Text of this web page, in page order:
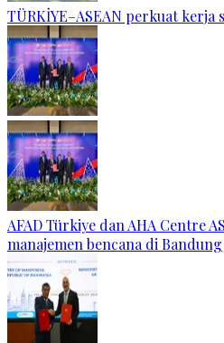
TÜRKİYE–ASEAN perkuat kerja
AFAD Türkiye dan AHA Centre
manajemen bencana di Bandung